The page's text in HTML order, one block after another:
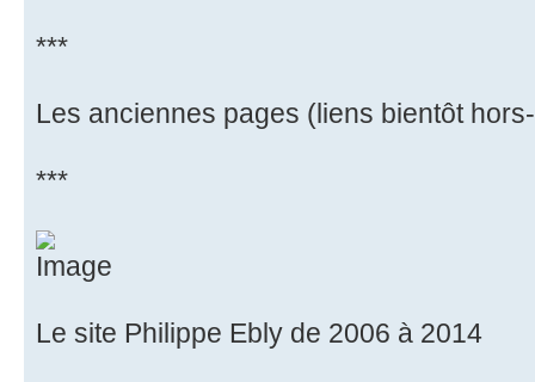
***
Les anciennes pages (liens bientôt
***
Le site Philippe Ebly de 2006 à 2014